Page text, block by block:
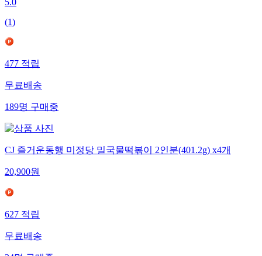
5.0
(1)
477적립
무료배송
189명구매중
CJ 즐거운동행 미정당 밀국물떡볶이 2인분(401.2g) x4개
20,900원
627적립
무료배송